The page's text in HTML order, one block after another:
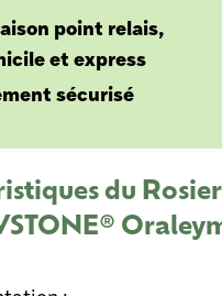
point relais,
et express
sécurisé
du Rosier